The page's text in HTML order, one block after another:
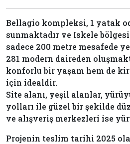
Bellagio kompleksi, 1 yatak
sunmaktadır ve Iskele
sadece 200 metre mesafede
281 modern daireden
konforlu bir yaşam hem de
için idealdir.
Site alanı, yeşil alanlar,
yolları ile güzel bir şekilde
ve alışveriş merkezleri ise
Projenin teslim tarihi 2025